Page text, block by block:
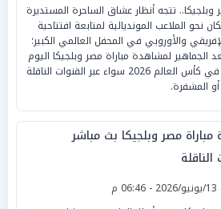
وبلجيكا.. تتجه أنظار عشاق الساحرة المستديرة
نحو الملاعب المونديالية لمتابعة افتتاحية
والأوروبي في المحفل العالمي الكبير؛
الجماهير لمشاهدة مباراة مصر وبلجيكا اليوم
بث مباشر في كأس العالم 2026 سواء عبر القنوات الناقلة
المشفرة.
مصر وبلجيكا بث مباشر